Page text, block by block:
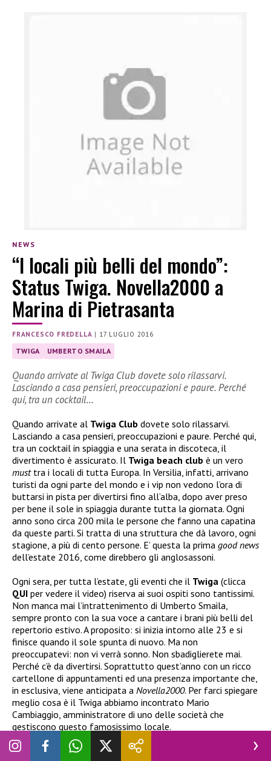
NEWS
“I locali più belli del mondo”:
Status Twiga. Novella2000 a
Marina di Pietrasanta
FRANCESCO FREDELLA | 17 LUGLIO 2016
TWIGA UMBERTO SMAILA
Quando arrivate al Twiga Club dovete solo rilassarvi.
Lasciando a casa pensieri, preoccupazioni e paure. Perché
qui, tra un cocktail…
Quando arrivate al Twiga Club dovete solo rilassarvi.
Lasciando a casa pensieri, preoccupazioni e paure. Perché qui,
tra un cocktail in spiaggia e una serata in discoteca, il
divertimento è assicurato. Il Twiga beach club è un vero
musttra i locali di tutta Europa. In Versilia, infatti, arrivano
turisti da ogni parte del mondo e i vip non vedono l’ora di
buttarsi in pista per divertirsi fino all’alba, dopo aver preso
per bene il sole in spiaggia durante tutta la giornata. Ogni
anno sono circa 200 mila le persone che fanno una capatina
da queste parti. Si tratta di una struttura che dà lavoro, ogni
stagione, a più di cento persone. E’ questa la prima good news
dell’estate 2016, come direbbero gli anglosassoni.
Ogni sera, per tutta l’estate, gli eventi che il Twiga (clicca
QUI per vedere il video) riserva ai suoi ospiti sono tantissimi.
Non manca mai l’intrattenimento di Umberto Smaila,
sempre pronto con la sua voce a cantare i brani più belli del
repertorio estivo. A proposito: si inizia intorno alle 23 e si
finisce quando il sole spunta di nuovo. Ma non
preoccupatevi: non vi verrà sonno. Non sbadiglierete mai.
Perché c’è da divertirsi. Soprattutto quest’anno con un ricco
cartellone di appuntamenti ed una presenza importante che,
in esclusiva, viene anticipata a Novella2000. Per farci spiegare
meglio cosa è il Twiga abbiamo incontrato Mario
Cambiaggio, amministratore di uno delle società che
gestiscono questo famosissimo locale.